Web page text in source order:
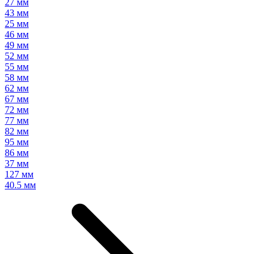
27 мм
43 мм
25 мм
46 мм
49 мм
52 мм
55 мм
58 мм
62 мм
67 мм
72 мм
77 мм
82 мм
95 мм
86 мм
37 мм
127 мм
40.5 мм